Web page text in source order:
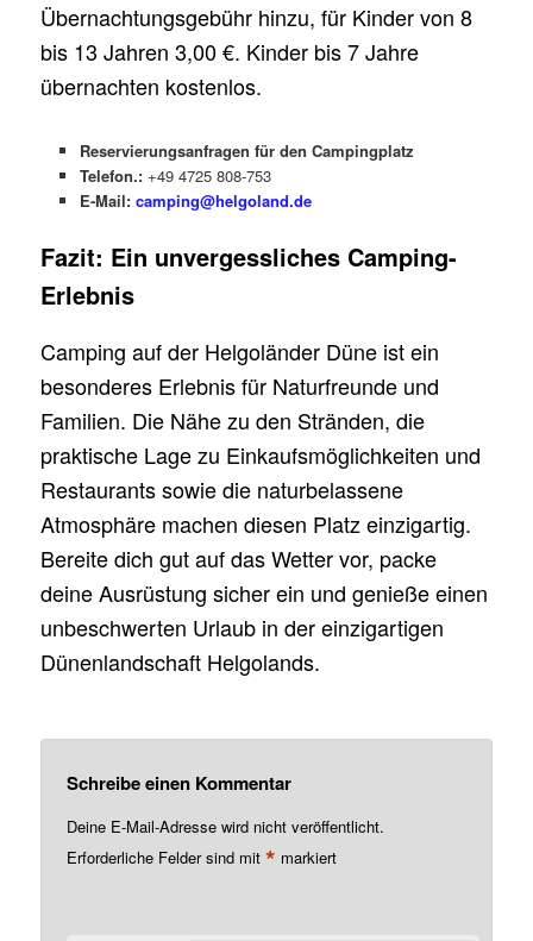
Übernachtungsgebühr hinzu, für Kinder von 8
bis 13 Jahren 3,00 €. Kinder bis 7 Jahre
übernachten kostenlos.
Reservierungsanfragen für den Campingplatz
Telefon.:+49 4725 808-753
E-Mail: camping@helgoland.de
Fazit: Ein unvergessliches Camping-
Erlebnis
Camping auf der Helgoländer Düne ist ein
besonderes Erlebnis für Naturfreunde und
Familien. Die Nähe zu den Stränden, die
praktische Lage zu Einkaufsmöglichkeiten und
Restaurants sowie die naturbelassene
Atmosphäre machen diesen Platz einzigartig.
Bereite dich gut auf das Wetter vor, packe
deine Ausrüstung sicher ein und genieße einen
unbeschwerten Urlaub in der einzigartigen
Dünenlandschaft Helgolands.
Schreibe einen Kommentar
Deine E-Mail-Adresse wird nicht veröffentlicht.
Erforderliche Felder sind mit* markiert